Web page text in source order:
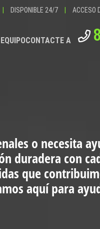
| DISPONIBLE 24/7 | ACCESO
CONTACTE A
o necesita
duradera con
que
aquí para